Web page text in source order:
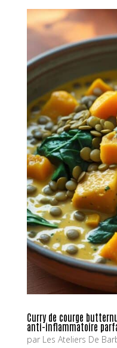
Curry de courge
anti-inflammatoire
par Les Ateliers De